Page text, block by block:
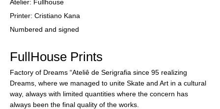
Atelier: Fullhouse
Printer: Cristiano Kana
Numbered and signed
FullHouse Prints
Factory of Dreams “Ateliê de Serigrafia since 95 realizing
Dreams, where we managed to unite Skate and Art in a cultural
way, always with limited quantities where the concern has
always been the final quality of the works.